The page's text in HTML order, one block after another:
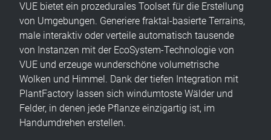
VUE bietet ein prozedurales Toolset für die Erstellung
von Umgebungen. Generiere fraktal-basierte Terrains,
male interaktiv oder verteile automatisch tausende
von Instanzen mit der EcoSystem-Technologie von
VUE und erzeuge wunderschöne volumetrische
Wolken und Himmel. Dank der tiefen Integration mit
PlantFactory lassen sich windumtoste Wälder und
Felder, in denen jede Pflanze einzigartig ist, im
Handumdrehen erstellen.